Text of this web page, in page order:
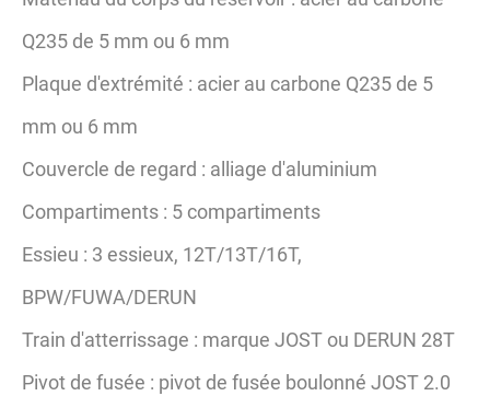
Q235 de 5 mm ou 6 mm
Plaque d'extrémité : acier au carbone Q235 de 5
mm ou 6 mm
Couvercle de regard : alliage d'aluminium
Compartiments : 5 compartiments
Essieu : 3 essieux, 12T/13T/16T,
BPW/FUWA/DERUN
Train d'atterrissage : marque JOST ou DERUN 28T
Pivot de fusée : pivot de fusée boulonné JOST 2.0